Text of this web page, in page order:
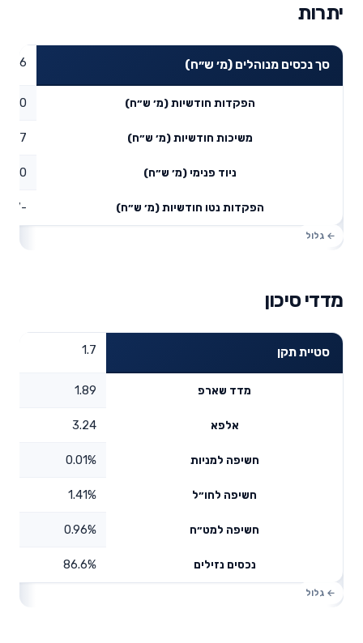
יתרות
סך נכסים מנוהלים (מ׳ ש״ח)
הפקדות חודשיות (מ׳ ש״ח) 0
משיכות חודשיות (מ׳ ש״ח) 0.27
ניוד פנימי (מ׳ ש״ח) 0
הפקדות נטו חודשיות (מ׳ ש״ח) -0.27
מדדי סיכון
סטיית תקן 1.7
מדד שארפ 1.89
אלפא 3.24
חשיפה למניות 0.01%
חשיפה לחו״ל 1.41%
חשיפה למט״ח 0.96%
נכסים נזילים 86.6%